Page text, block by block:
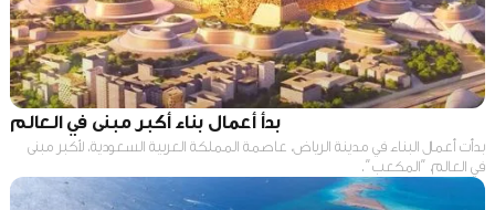
بدأ أعمال بناء أكبر مبنى في العالم
بدأت أعمال البناء في مدينة الرياض، عاصمة المملكة العربية السعودية، لأكبر مبنى
في العالم، "المكعب".